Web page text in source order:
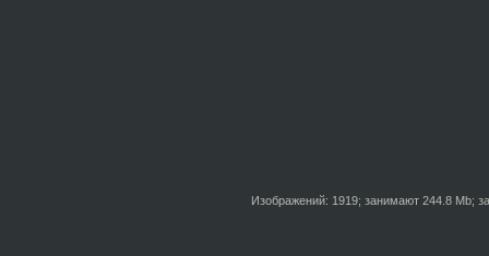
Изображений: 1919; занимают 244.8 Mb;